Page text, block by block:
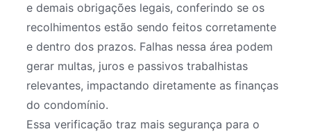
e demais obrigações legais, conferindo se os
recolhimentos estão sendo feitos corretamente
e dentro dos prazos. Falhas nessa área podem
gerar multas, juros e passivos trabalhistas
relevantes, impactando diretamente as finanças
do condomínio.
Essa verificação traz mais segurança para o